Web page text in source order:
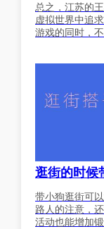
总之，江苏的
虚拟世界中追
游戏的同时，
逛街的时候
带小狗逛街可
路人的注意，
活动也能增加